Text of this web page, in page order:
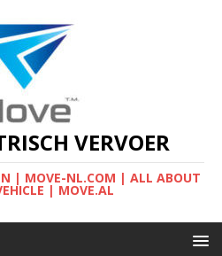
VERVOER
| MOVE-NL.COM | ALL ABOUT
| MOVE.AL